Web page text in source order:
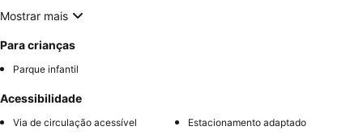
Mostrar mais
Para crianças
Parque infantil
Acessibilidade
Via de circulação acessível Estacionamento adaptado